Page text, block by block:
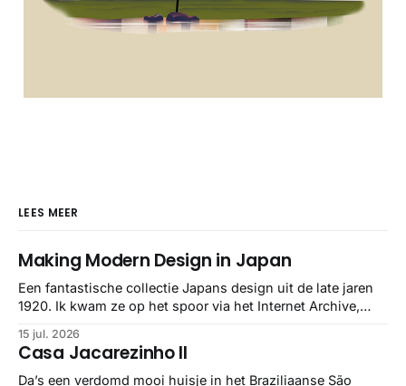
LEES MEER
Making Modern Design in Japan
Een fantastische collectie Japans design uit de late jaren
1920. Ik kwam ze op het spoor via het Internet Archive,
gebundeld in een: boek ✨ Daarin hebben ze alle scans een
stuk netter getrokken, maar op deze manier vind ik ze er
minstens
15 jul. 2026
Casa Jacarezinho II
Da’s een verdomd mooi huisje in het Braziliaanse São